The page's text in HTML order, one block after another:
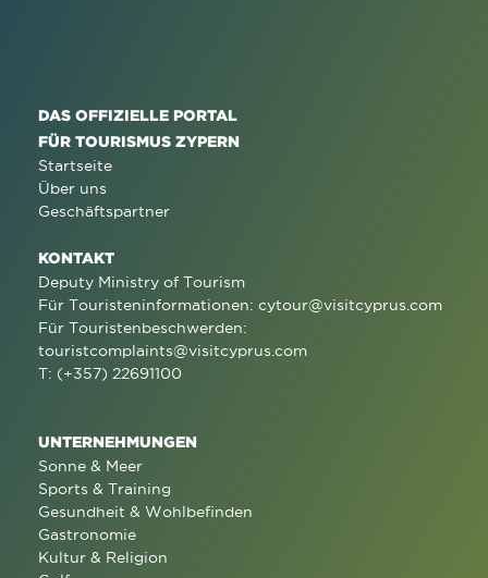
DAS OFFIZIELLE PORTAL
FÜR TOURISMUS ZYPERN
Startseite
Über uns
Geschäftspartner
KONTAKT
Deputy Ministry of Tourism
Für Touristeninformationen: cytour@visitcyprus.com
Für Touristenbeschwerden:
touristcomplaints@visitcyprus.com
T: (+357) 22691100
UNTERNEHMUNGEN
Sonne & Meer
Sports & Training
Gesundheit & Wohlbefinden
Gastronomie
Kultur & Religion